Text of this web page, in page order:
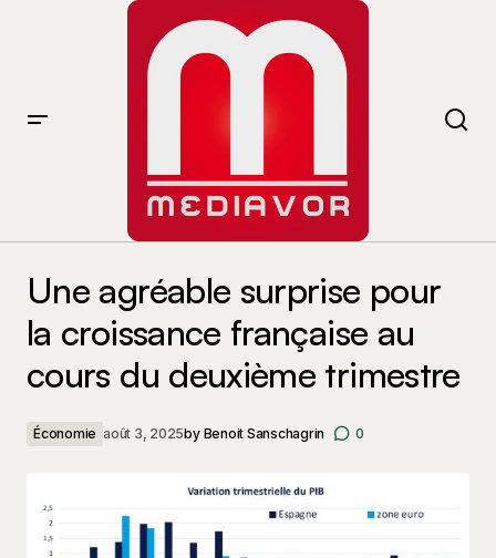
Une agréable surprise pour
la croissance française au
cours du deuxième trimestre
Économie août 3, 2025by Benoit Sanschagrin 0